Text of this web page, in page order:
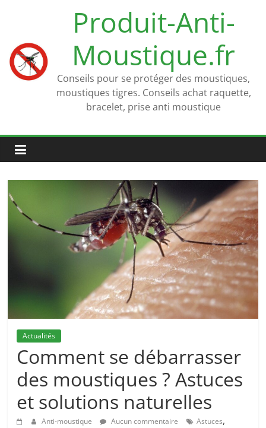
Produit-Anti-
Moustique.fr
Conseils pour se protéger des moustiques,
moustiques tigres. Conseils achat raquette,
bracelet, prise anti moustique
Actualités
Comment se débarrasser
des moustiques ? Astuces
et solutions naturelles
Anti-moustique Aucun commentaire Astuces,